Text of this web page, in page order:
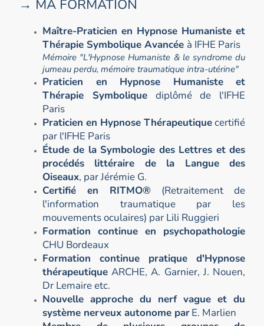
→ MA FORMATION
Maître-Praticien en Hypnose Humaniste et
Thérapie Symbolique Avancée à IFHE Paris
Mémoire "L'Hypnose Humaniste & le syndrome du
jumeau perdu, mémoire traumatique intra-utérine"
Praticien en Hypnose Humaniste et
Thérapie Symboliquediplômé de l'IFHE
Paris
Praticien en Hypnose Thérapeutiquecertifié
par l'IFHE Paris
Étude de la Symbologie des Lettres et des
procédés littéraire de la Langue des
Oiseaux, par Jérémie G.
Certifié en RITMO® (Retraitement de
l'information traumatique par les
mouvements oculaires) par Lili Ruggieri
Formation continue en psychopathologie
CHU Bordeaux
Formation continue pratique d'Hypnose
thérapeutique ARCHE, A. Garnier, J. Nouen,
Dr Lemaire etc.
Nouvelle approche du nerf vague et du
système nerveux autonome parE. Marlien